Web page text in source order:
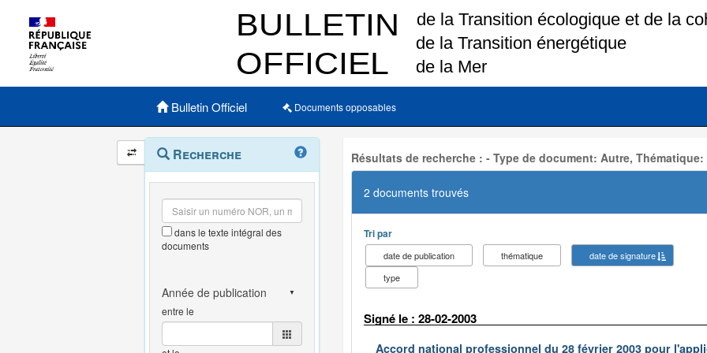
Menu principal
Bulletin Officiel Documents opposables
Navigation
et
outils
annexes
Menu
contextuel
Recherche
dans le texte intégral des
documents
entre le
Résultats de recherche : - Type de document: Autre,
2 documents trouvés
Tri par
date de publication thématique
date de signature
type
Signé le : 28-02-2003
Accord national professionnel du 28 février 2003 pour